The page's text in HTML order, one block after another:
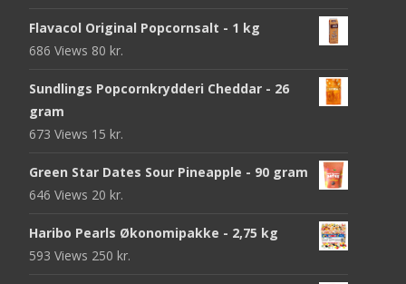
Flavacol Original Popcornsalt - 1 kg
686 Views 80 kr.
Sundlings Popcornkrydderi Cheddar - 26
gram
673 Views 15 kr.
Green Star Dates Sour Pineapple - 90 gram
646 Views 20 kr.
Haribo Pearls Økonomipakke - 2,75 kg
593 Views 250 kr.